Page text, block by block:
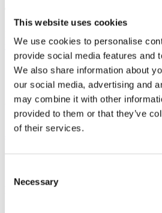
This website uses cookies
We use cookies to personalise
provide social media features and
We also share information about
our social media, advertising and
may combine it with other
provided to them or that they’ve
of their services.
Selection
Necessary
tkr@rais.dk
+45 2780 2834
Anders Kajgaard
Factory Manager
aka@rais.dk
Birger Højvang Jensen